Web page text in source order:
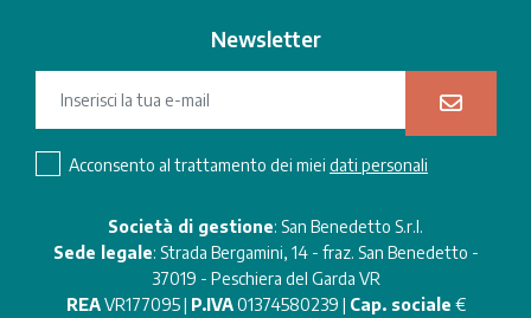
Newsletter
Acconsento al trattamento dei miei dati personali
Società di gestione: San Benedetto S.r.l.
Sede legale: Strada Bergamini, 14 - fraz. San Benedetto -
37019 - Peschiera del Garda VR
REAVR177095 | P.IVA01374580239 | Cap. sociale €